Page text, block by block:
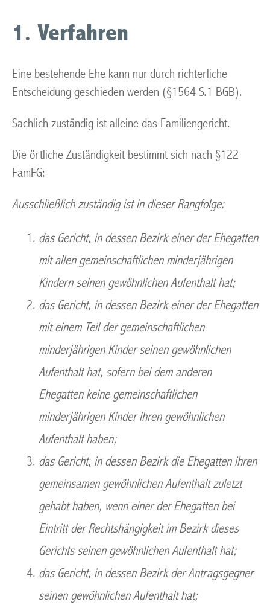
1. Verfahren
Eine bestehende Ehe kann nur durch richterliche
Entscheidung geschieden werden (§1564 S.1 BGB).
Sachlich zuständig ist alleine das Familiengericht.
Die örtliche Zuständigkeit bestimmt sich nach §122
FamFG:
Ausschließlich zuständig ist in dieser Rangfolge:
das Gericht, in dessen Bezirk einer der Ehegatten
mit allen gemeinschaftlichen minderjährigen
Kindern seinen gewöhnlichen Aufenthalt hat;
das Gericht, in dessen Bezirk einer der Ehegatten
mit einem Teil der gemeinschaftlichen
minderjährigen Kinder seinen gewöhnlichen
Aufenthalt hat, sofern bei dem anderen
Ehegatten keine gemeinschaftlichen
minderjährigen Kinder ihren gewöhnlichen
Aufenthalt haben;
das Gericht, in dessen Bezirk die Ehegatten ihren
gemeinsamen gewöhnlichen Aufenthalt zuletzt
gehabt haben, wenn einer der Ehegatten bei
Eintritt der Rechtshängigkeit im Bezirk dieses
Gerichts seinen gewöhnlichen Aufenthalt hat;
das Gericht, in dessen Bezirk der Antragsgegner
seinen gewöhnlichen Aufenthalt hat;